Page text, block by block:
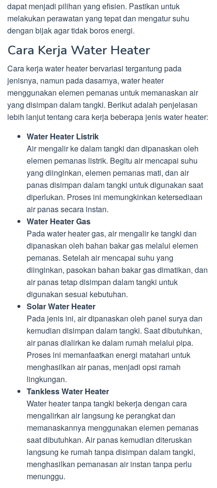
dapat menjadi pilihan yang efisien. Pastikan untuk
melakukan perawatan yang tepat dan mengatur suhu
dengan bijak agar tidak boros energi.
Cara Kerja Water Heater
Cara kerja water heater bervariasi tergantung pada
jenisnya, namun pada dasarnya, water heater
menggunakan elemen pemanas untuk memanaskan air
yang disimpan dalam tangki. Berikut adalah penjelasan
lebih lanjut tentang cara kerja beberapa jenis water heater:
Water Heater Listrik
Air mengalir ke dalam tangki dan dipanaskan oleh
elemen pemanas listrik. Begitu air mencapai suhu
yang diinginkan, elemen pemanas mati, dan air
panas disimpan dalam tangki untuk digunakan saat
diperlukan. Proses ini memungkinkan ketersediaan
air panas secara instan.
Water Heater Gas
Pada water heater gas, air mengalir ke tangki dan
dipanaskan oleh bahan bakar gas melalui elemen
pemanas. Setelah air mencapai suhu yang
diinginkan, pasokan bahan bakar gas dimatikan, dan
air panas tetap disimpan dalam tangki untuk
digunakan sesuai kebutuhan.
Solar Water Heater
Pada jenis ini, air dipanaskan oleh panel surya dan
kemudian disimpan dalam tangki. Saat dibutuhkan,
air panas dialirkan ke dalam rumah melalui pipa.
Proses ini memanfaatkan energi matahari untuk
menghasilkan air panas, menjadi opsi ramah
lingkungan.
Tankless Water Heater
Water heater tanpa tangki bekerja dengan cara
mengalirkan air langsung ke perangkat dan
memanaskannya menggunakan elemen pemanas
saat dibutuhkan. Air panas kemudian diteruskan
langsung ke rumah tanpa disimpan dalam tangki,
menghasilkan pemanasan air instan tanpa perlu
menunggu.